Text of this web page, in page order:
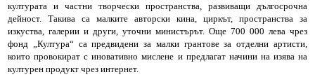
културата и частни творчески пространства, развиващи дългосрочна
дейност. Такива са малките авторски кина, циркът, пространства за
изкуства, галерии и други, уточни министърът. Още 700 000 лева чрез
фонд „Култура“ са предвидени за малки грантове за отделни артисти,
които провокират с иновативно мислене и предлагат начини на изява на
културен продукт чрез интернет.